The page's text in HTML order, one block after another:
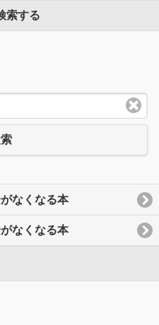
索する
なくなる本
なくなる本